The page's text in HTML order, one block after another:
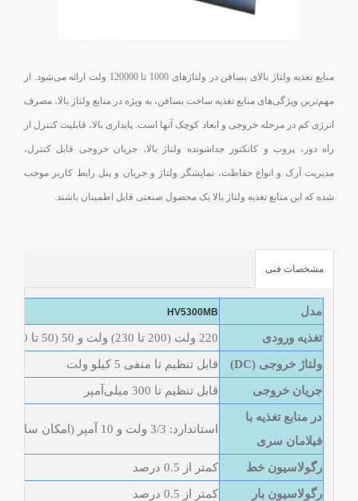
منابع تغذیه ولتاژ بالای بسافن در ولتاژهای 1000 تا 120000 ولت ارائه می‌شود. از
مهم‌ترین ویژگی‌های منابع تغذیه ساخت بسافن، به ویژه در منابع ولتاژ بالا، مصرف
انرژی کم در مرحله خروجی و ابعاد کوچک آنها است. پایداری بالا، قابلیت کنترل از
راه دور، پروب و کانکتور جداشونده ولتاژ بالا، جریان خروجی قابل کنترل،
مدیریت آرک و انواع حفاظت، نمایشگر ولتاژ و جریان و پنل رابط کاربر موجب
شده که این منابع تغذیه ولتاژ بالا یک محصول صنعتی قابل اطمینان باشند.
مشخصات فنی
مدل HV5300MB
تغذيه ورودی 220 ولت (200 تا 230) ولت و 50 (50 تا 60) هرتز
ولتاژ خروجی (DC) قابل تنظيم تا منفی 5 کیلو ولت
جریان خروجی قابل تنظيم تا 300 میلی‌آمپر
در منابع تغذیه با
فیلامان سری
استاندارد: 3/3 ولت و 10 آمپر (امکان ساخت با پارامترهای دلخواه وجود دارد)
رگولاسیون خط کمتر از 0.5 درصد
رگولاسیون بار کمتر از 0.5 درصد